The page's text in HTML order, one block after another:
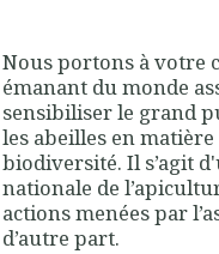
Nous portons à votre
émanant du monde
sensibiliser le grand
les abeilles en
biodiversité. Il s’agit
nationale de
actions menées par
d’autre part.